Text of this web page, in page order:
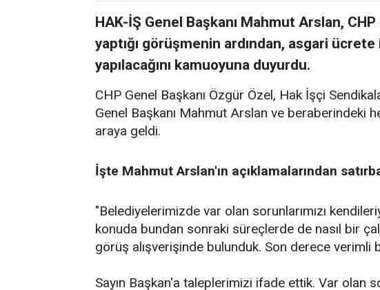
HAK-İŞ Genel Başkanı Mahmut Arslan,
yaptığı görüşmenin ardından, asgari
yapılacağını kamuoyuna duyurdu.
CHP Genel Başkanı Özgür Özel, Hak İşçi
Genel Başkanı Mahmut Arslan ve beraberindeki
araya geldi.
İşte Mahmut Arslan'ın açıklamalarından
"Belediyelerimizde var olan sorunlarımızı
konuda bundan sonraki süreçlerde de nasıl bir
görüş alışverişinde bulunduk. Son derece verimli
Sayın Başkan'a taleplerimizi ifade ettik. Var olan